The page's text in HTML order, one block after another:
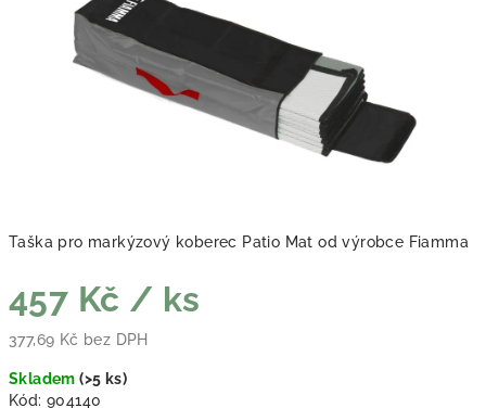
Taška pro markýzový koberec Patio Mat od výrobce Fiamma
457 Kč / ks
377,69 Kč bez DPH
Skladem(>5 ks)
Kód: 904140